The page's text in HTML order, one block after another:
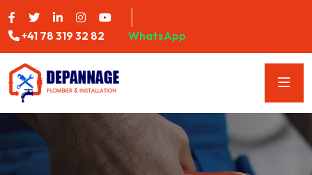
+41 78 319 32 82 WhatsApp